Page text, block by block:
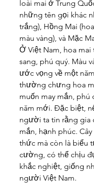
loài mai ở Trung
những tên gọi khác
trắng), Hồng Mai
màu vàng), và Mặc
Ở Việt Nam, hoa
sang, phú quý. Màu
ước vọng về một
thường chưng hoa
muốn may mắn, phú
năm mới. Đặc biệt,
người ta tin rằng gia
mắn, hạnh phúc.
thức mà còn là biểu
cường, có thể chịu
khắc nghiệt, giống
người Việt Nam.